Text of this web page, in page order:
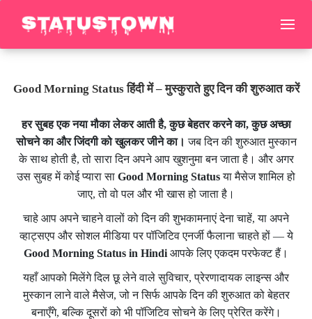
Good Morning Status हिंदी में – मुस्कुराते हुए दिन की शुरुआत करें
हर सुबह एक नया मौका लेकर आती है, कुछ बेहतर करने का, कुछ अच्छा
सोचने का और जिंदगी को खुलकर जीने का। जब दिन की शुरुआत मुस्कान
के साथ होती है, तो सारा दिन अपने आप खुशनुमा बन जाता है। और अगर
उस सुबह में कोई प्यारा सा Good Morning Statusया मैसेज शामिल हो
जाए, तो वो पल और भी खास हो जाता है।
चाहे आप अपने चाहने वालों को दिन की शुभकामनाएं देना चाहें, या अपने
व्हाट्सएप और सोशल मीडिया पर पॉजिटिव एनर्जी फैलाना चाहते हों — ये
Good Morning Status in Hindi आपके लिए एकदम परफेक्ट हैं।
यहाँ आपको मिलेंगे दिल छू लेने वाले सुविचार, प्रेरणादायक लाइन्स और
मुस्कान लाने वाले मैसेज, जो न सिर्फ आपके दिन की शुरुआत को बेहतर
बनाएँगे, बल्कि दूसरों को भी पॉजिटिव सोचने के लिए प्रेरित करेंगे।